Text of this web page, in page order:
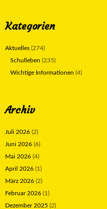
Kategorien
Aktuelles (274)
Schulleben (235)
Wichtige Informationen (4)
Archiv
Juli 2026 (2)
Juni 2026 (6)
Mai 2026 (4)
April 2026 (1)
März 2026 (2)
Februar 2026 (1)
Dezember 2025 (2)